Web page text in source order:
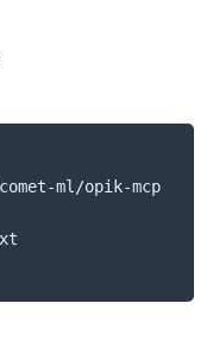
ml/opik-mcp